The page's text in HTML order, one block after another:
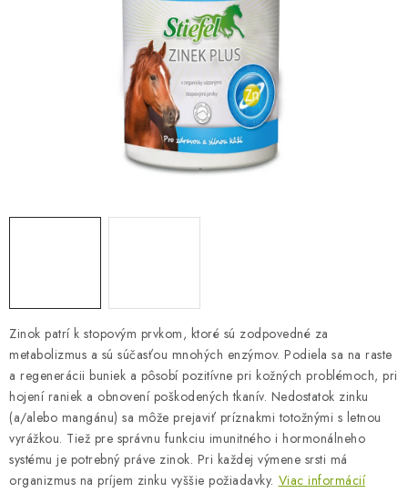
DARČEKOVÉ POUKAZY
Obchodné podmienky
Dodacie podmienky
Podmienky ochrany osobných údajov
Napíšte nám
Zinok patrí k stopovým prvkom, ktoré sú zodpovedné za
metabolizmus a sú súčasťou mnohých enzýmov. Podiela sa na raste
a regenerácii buniek a pôsobí pozitívne pri kožných problémoch, pri
hojení raniek a obnovení poškodených tkanív. Nedostatok zinku
(a/alebo mangánu) sa môže prejaviť príznakmi totožnými s letnou
vyrážkou. Tiež pre správnu funkciu imunitného i hormonálneho
systému je potrebný práve zinok. Pri každej výmene srsti má
organizmus na príjem zinku vyššie požiadavky. Viac informácií